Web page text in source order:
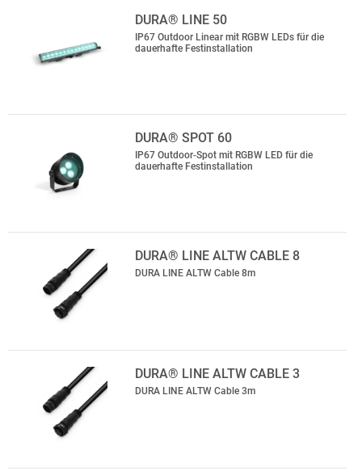
DURA® LINE 50
IP67 Outdoor Linear mit RGBW LEDs für die
dauerhafte Festinstallation
DURA® SPOT 60
IP67 Outdoor-Spot mit RGBW LED für die
dauerhafte Festinstallation
DURA® LINE ALTW CABLE 8
DURA LINE ALTW Cable 8m
DURA® LINE ALTW CABLE 3
DURA LINE ALTW Cable 3m